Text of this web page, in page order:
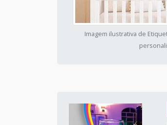
Imagem ilustrativa de